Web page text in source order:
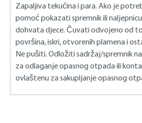
Pitanja o proizvodu?
+49 (0) 2163 / 950 90 990
service@mellerud.eu
Zapaljiva tekućina i para. Ako je
pomoć pokazati spremnik ili
dohvata djece. Čuvati odvojeno od
površina, iskri, otvorenih plamena i
Ne pušiti. Odložiti sadržaj/spremnik
za odlaganje opasnog otpada ili
ovlaštenu za sakupljanje opasnog